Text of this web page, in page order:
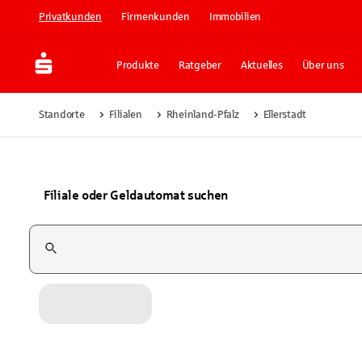
Privatkunden Firmenkunden Immobilien
Produkte Ratgeber Aktuelles Über uns
Standorte Filialen Rheinland-Pfalz Ellerstadt
Filiale oder Geldautomat suchen
Suchfeld